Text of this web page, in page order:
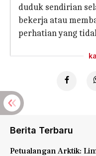
duduk sendirian
bekerja atau
perhatian yang
Berita Terbaru
Petualangan Arktik: